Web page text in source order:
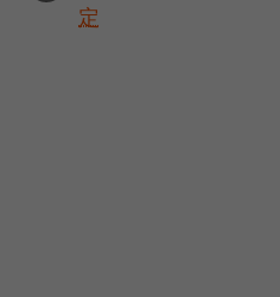
定